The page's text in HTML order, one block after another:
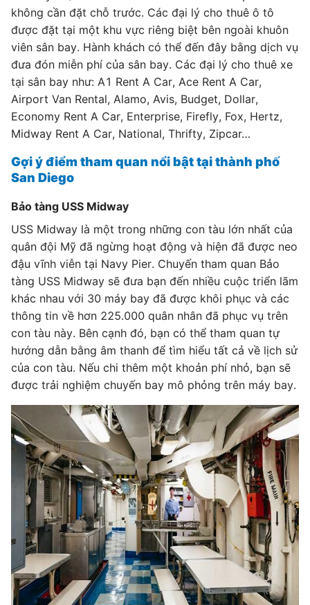
không cần đặt chỗ trước. Các đại lý cho thuê ô tô
được đặt tại một khu vực riêng biệt bên ngoài khuôn
viên sân bay. Hành khách có thể đến đây bằng dịch vụ
đưa đón miễn phí của sân bay. Các đại lý cho thuê xe
tại sân bay như: A1 Rent A Car, Ace Rent A Car,
Airport Van Rental, Alamo, Avis, Budget, Dollar,
Economy Rent A Car, Enterprise, Firefly, Fox, Hertz,
Midway Rent A Car, National, Thrifty, Zipcar…
Gợi ý điểm tham quan nổi bật tại thành phố
San Diego
Bảo tàng USS Midway
USS Midway là một trong những con tàu lớn nhất của
quân đội Mỹ đã ngừng hoạt động và hiện đã được neo
đậu vĩnh viễn tại Navy Pier. Chuyến tham quan Bảo
tàng USS Midway sẽ đưa bạn đến nhiều cuộc triển lãm
khác nhau với 30 máy bay đã được khôi phục và các
thông tin về hơn 225.000 quân nhân đã phục vụ trên
con tàu này. Bên cạnh đó, bạn có thể tham quan tự
hướng dẫn bằng âm thanh để tìm hiểu tất cả về lịch sử
của con tàu. Nếu chi thêm một khoản phí nhỏ, bạn sẽ
được trải nghiệm chuyến bay mô phỏng trên máy bay.